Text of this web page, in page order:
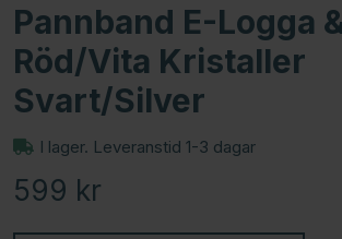
Pannband E-Logga
Röd/Vita Kristaller
Svart/Silver
I lager. Leveranstid 1-3 dagar
599 kr